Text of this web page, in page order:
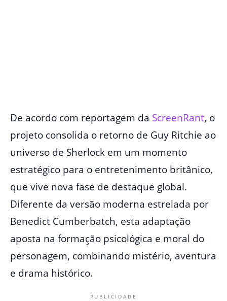
De acordo com reportagem da ScreenRant, o
projeto consolida o retorno de Guy Ritchie ao
universo de Sherlock em um momento
estratégico para o entretenimento britânico,
que vive nova fase de destaque global.
Diferente da versão moderna estrelada por
Benedict Cumberbatch, esta adaptação
aposta na formação psicológica e moral do
personagem, combinando mistério, aventura
e drama histórico.
PUBLICIDADE